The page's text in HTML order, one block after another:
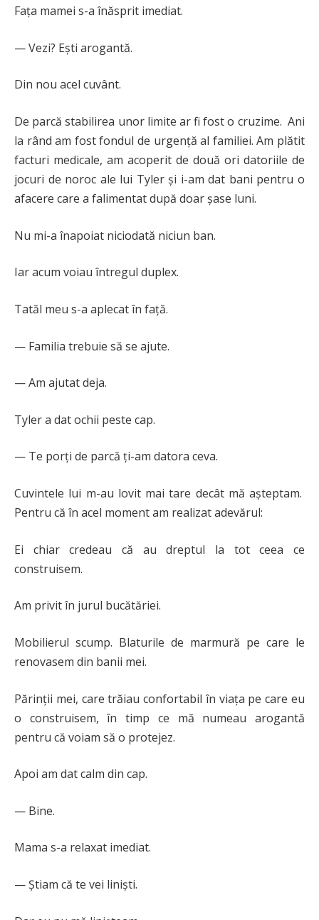
Fața mamei s-a înăsprit imediat.
— Vezi? Ești arogantă.
Din nou acel cuvânt.
De parcă stabilirea unor limite ar fi fost o cruzime. Ani
la rând am fost fondul de urgență al familiei. Am plătit
facturi medicale, am acoperit de două ori datoriile de
jocuri de noroc ale lui Tyler și i-am dat bani pentru o
afacere care a falimentat după doar șase luni.
Nu mi-a înapoiat niciodată niciun ban.
Iar acum voiau întregul duplex.
Tatăl meu s-a aplecat în față.
— Familia trebuie să se ajute.
— Am ajutat deja.
Tyler a dat ochii peste cap.
— Te porți de parcă ți-am datora ceva.
Cuvintele lui m-au lovit mai tare decât mă așteptam.
Pentru că în acel moment am realizat adevărul:
Ei chiar credeau că au dreptul la tot ceea ce
construisem.
Am privit în jurul bucătăriei.
Mobilierul scump. Blaturile de marmură pe care le
renovasem din banii mei.
Părinții mei, care trăiau confortabil în viața pe care eu
o construisem, în timp ce mă numeau arogantă
pentru că voiam să o protejez.
Apoi am dat calm din cap.
— Bine.
Mama s-a relaxat imediat.
— Știam că te vei liniști.